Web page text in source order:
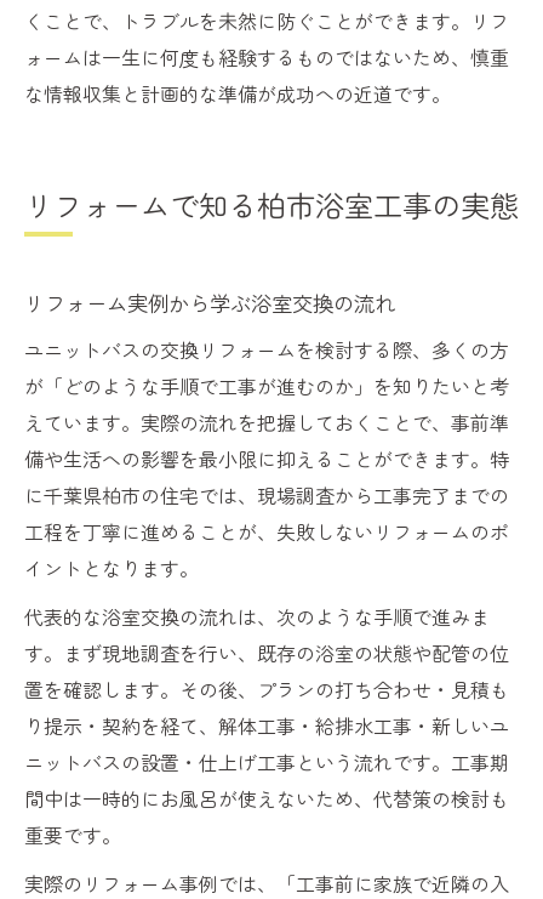
くことで、トラブルを未然に防ぐことができます。リフ
ォームは一生に何度も経験するものではないため、慎重
な情報収集と計画的な準備が成功への近道です。
リフォームで知る柏市浴室工事の実態
リフォーム実例から学ぶ浴室交換の流れ
ユニットバスの交換リフォームを検討する際、多くの方
が「どのような手順で工事が進むのか」を知りたいと考
えています。実際の流れを把握しておくことで、事前準
備や生活への影響を最小限に抑えることができます。特
に千葉県柏市の住宅では、現場調査から工事完了までの
工程を丁寧に進めることが、失敗しないリフォームのポ
イントとなります。
代表的な浴室交換の流れは、次のような手順で進みま
す。まず現地調査を行い、既存の浴室の状態や配管の位
置を確認します。その後、プランの打ち合わせ・見積も
り提示・契約を経て、解体工事・給排水工事・新しいユ
ニットバスの設置・仕上げ工事という流れです。工事期
間中は一時的にお風呂が使えないため、代替策の検討も
重要です。
実際のリフォーム事例では、「工事前に家族で近隣の入